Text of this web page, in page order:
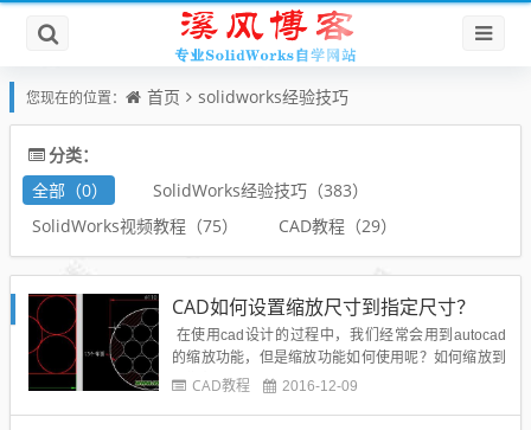
您现在的位置： 首页 solidworks经验技巧
分类：
全部（0）
SolidWorks经验技巧（383）
SolidWorks视频教程（75）
CAD教程（29）
CAD如何设置缩放尺寸到指定尺寸？
在使用cad设计的过程中，我们经常会用到autocad
的缩放功能，但是缩放功能如何使用呢？如何缩放到
我们想要的尺寸呢？下面给出我的见解和从网上搜集
CAD教程 2016-12-09